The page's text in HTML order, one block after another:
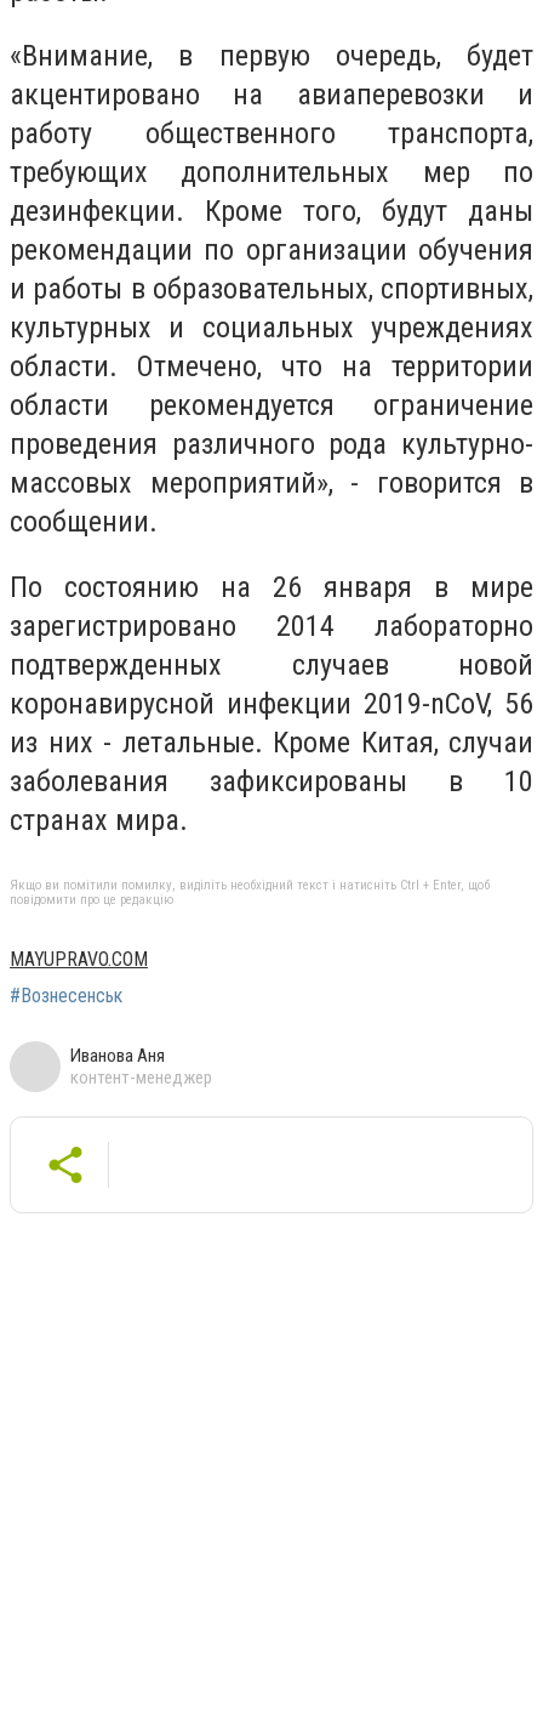
«Внимание, в первую очередь, будет
акцентировано на авиаперевозки и
работу общественного транспорта,
требующих дополнительных мер по
дезинфекции. Кроме того, будут даны
рекомендации по организации обучения
и работы в образовательных, спортивных,
культурных и социальных учреждениях
области. Отмечено, что на территории
области рекомендуется ограничение
проведения различного рода культурно-
массовых мероприятий», - говорится в
сообщении.
По состоянию на 26 января в мире
зарегистрировано 2014 лабораторно
подтвержденных случаев новой
коронавирусной инфекции 2019-nCoV, 56
из них - летальные. Кроме Китая, случаи
заболевания зафиксированы в 10
странах мира.
Якщо ви помітили помилку, виділіть необхідний текст і натисніть Ctrl + Enter, щоб
повідомити про це редакцію
MAYUPRAVO.COM
#Вознесенськ
Иванова Аня
контент-менеджер